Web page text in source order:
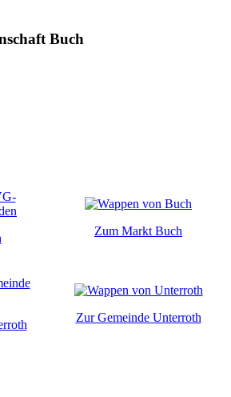
Buch
Zum Markt Buch
Zur Gemeinde Unterroth